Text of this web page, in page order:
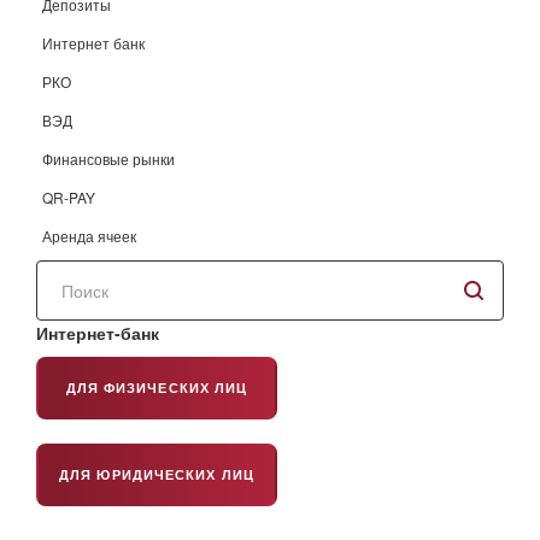
Депозиты
Интернет банк
РКО
ВЭД
Финансовые рынки
QR-PAY
Аренда ячеек
Поиск
сайту
Интернет-банк
ДЛЯ ФИЗИЧЕСКИХ ЛИЦ
ДЛЯ ЮРИДИЧЕСКИХ ЛИЦ